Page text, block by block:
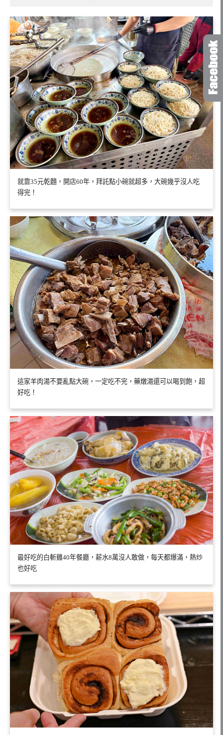
就靠35元乾麵，開店60年，拜託點小碗就超多，大碗幾乎沒人吃
得完！
這家羊肉湯不要亂點大碗，一定吃不完，藥燉湯還可以喝到飽，超
好吃！
最好吃的白斬雞40年餐廳，薪水8萬沒人敢做，每天都爆滿，熱炒
也好吃